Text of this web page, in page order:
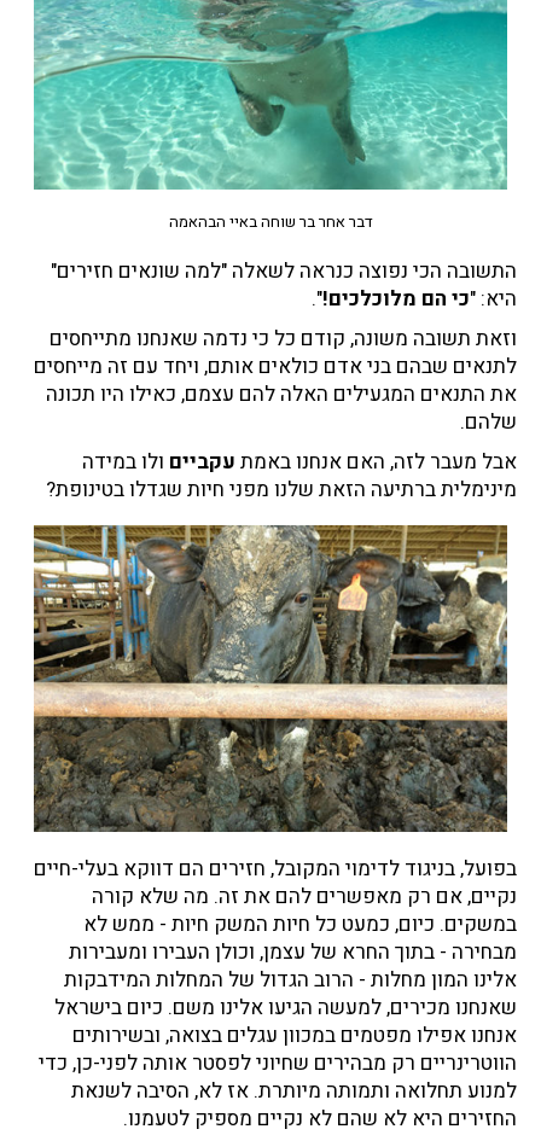
דבר אחר בר שוחה באיי הבהאמה
התשובה הכי נפוצה כנראה לשאלה "למה שונאים חזירים"
היא: "כי הם מלוכלכים!".
וזאת תשובה משונה, קודם כל כי נדמה שאנחנו מתייחסים
לתנאים שבהם בני אדם כולאים אותם, ויחד עם זה מייחסים
את התנאים המגעילים האלה להם עצמם, כאילו היו תכונה
שלהם.
אבל מעבר לזה, האם אנחנו באמת עקביים ולו במידה
מינימלית ברתיעה הזאת שלנו מפני חיות שגדלו בטינופת?
בפועל, בניגוד לדימוי המקובל, חזירים הם דווקא בעלי-חיים
נקיים, אם רק מאפשרים להם את זה. מה שלא קורה
במשקים. כיום, כמעט כל חיות המשק חיות - ממש לא
מבחירה - בתוך החרא של עצמן, וכולן העבירו ומעבירות
אלינו המון מחלות - הרוב הגדול של המחלות המידבקות
שאנחנו מכירים, למעשה הגיעו אלינו משם. כיום בישראל
אנחנו אפילו מפטמים במכוון עגלים בצואה, ובשירותים
הווטרינריים רק מבהירים שחיוני לפסטר אותה לפני-כן, כדי
למנוע תחלואה ותמותה מיותרת. אז לא, הסיבה לשנאת
החזירים היא לא שהם לא נקיים מספיק לטעמנו.